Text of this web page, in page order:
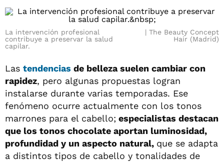
La intervención profesional
contribuye a preservar la salud
capilar.
The Beauty Concept
Hair (Madrid)
Las tendencias de belleza suelen cambiar con
rapidez, pero algunas propuestas logran
instalarse durante varias temporadas. Ese
fenómeno ocurre actualmente con los tonos
marrones para el cabello; especialistas destacan
que los tonos chocolate aportan luminosidad,
profundidad y un aspecto natural, que se adapta
a distintos tipos de cabello y tonalidades de